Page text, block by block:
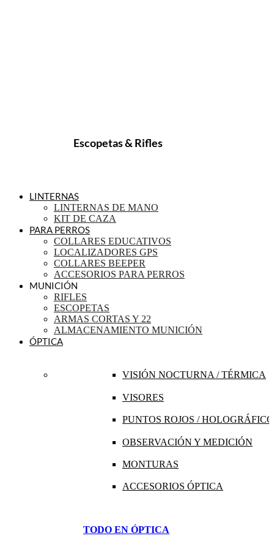
Escopetas & Rifles
LINTERNAS
LINTERNAS DE MANO
KIT DE CAZA
PARA PERROS
COLLARES EDUCATIVOS
LOCALIZADORES GPS
COLLARES BEEPER
ACCESORIOS PARA PERROS
MUNICIÓN
RIFLES
ESCOPETAS
ARMAS CORTAS Y 22
ALMACENAMIENTO MUNICIÓN
ÓPTICA
VISIÓN NOCTURNA / TÉRMICA
VISORES
PUNTOS ROJOS /
OBSERVACIÓN Y MEDICIÓN
MONTURAS
ACCESORIOS ÓPTICA
TODO EN ÓPTICA